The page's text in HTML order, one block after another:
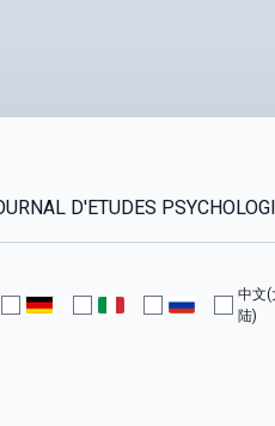
D'ETUDES
中文(
陆)